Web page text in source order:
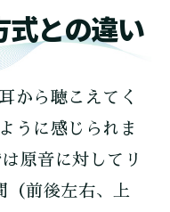
式との違い
から聴こえてく
うに感じられま
原音に対してリ
（前後左右、上